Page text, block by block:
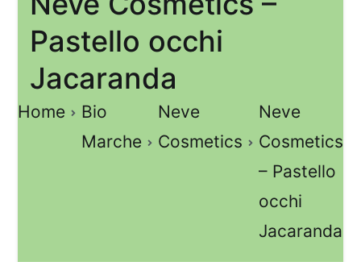
Pastello occhi
Jacaranda
Home
Bio
Marche
Neve
Cosmetics
Neve
Cosmetics
– Pastello
occhi
Jacaranda